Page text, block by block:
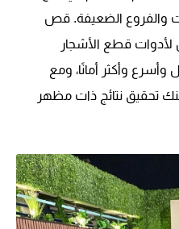
والفروع الضعيفة. قص
لأدوات قطع الأشجار
وأكثر أمانًا، ومع
تحقيق نتائج ذات مظهر